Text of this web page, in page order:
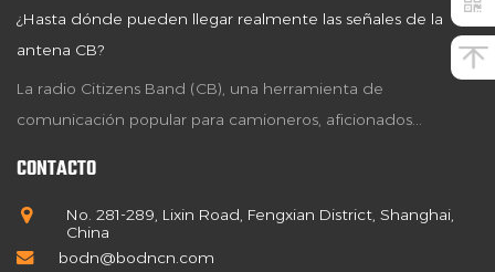
¿Hasta dónde pueden llegar realmente las señales de la
antena CB?
La radio Citizens Band (CB), una herramienta de
comunicación popular para camioneros, aficionados...
CONTACTO
No. 281-289, Lixin Road, Fengxian District, Shanghai,
China
bodn@bodncn.com